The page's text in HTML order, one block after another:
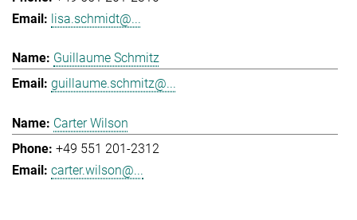
lisa.schmidt@...
Guillaume Schmitz
guillaume.schmitz@...
Carter Wilson
+49 551 201-2312
carter.wilson@...